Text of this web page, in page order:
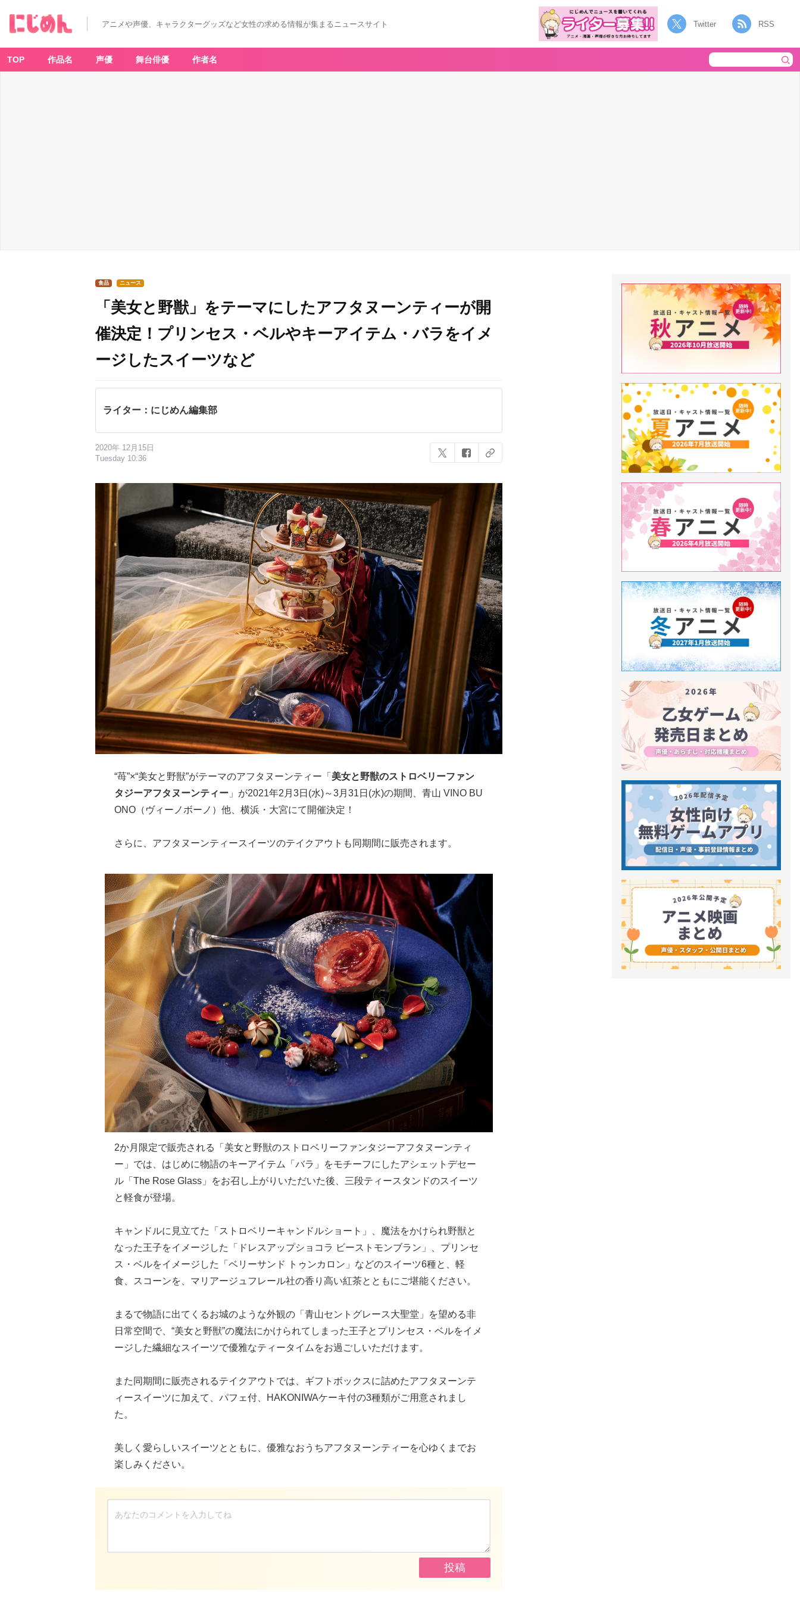
アニメや声優、キャラクターグッズなど女性の求める情報が集まるニュースサイト Twitter RSS
TOP 作品名 声優 舞台俳優 作者名
食品 ニュース
「美女と野獣」をテーマにしたアフタヌーンティーが開
催決定！プリンセス・ベルやキーアイテム・バラをイメ
ージしたスイーツなど
ライター：にじめん編集部
2020年 12月15日
Tuesday 10:36
“苺”×“美女と野獣”がテーマのアフタヌーンティー「 美女と野獣のストロベリーファン
タジーアフタヌーンティー 」が2021年2月3日(水)～3月31日(水)の期間、青山 VINO BU
ONO（ヴィーノボーノ）他、横浜・大宮にて開催決定！
さらに、アフタヌーンティースイーツのテイクアウトも同期間に販売されます。
2か月限定で販売される「美女と野獣のストロベリーファンタジーアフタヌーンティ
ー」では、はじめに物語のキーアイテム「バラ」をモチーフにしたアシェットデセー
ル「The Rose Glass」をお召し上がりいただいた後、三段ティースタンドのスイーツ
と軽食が登場。
キャンドルに見立てた「ストロベリーキャンドルショート」、魔法をかけられ野獣と
なった王子をイメージした「ドレスアップショコラ ビーストモンブラン」、プリンセ
ス・ベルをイメージした「ベリーサンド トゥンカロン」などのスイーツ6種と、軽
食、スコーンを、マリアージュフレール社の香り高い紅茶とともにご堪能ください。
まるで物語に出てくるお城のような外観の「青山セントグレース大聖堂」を望める非
日常空間で、“美女と野獣”の魔法にかけられてしまった王子とプリンセス・ベルをイメ
ージした繊細なスイーツで優雅なティータイムをお過ごしいただけます。
また同期間に販売されるテイクアウトでは、ギフトボックスに詰めたアフタヌーンテ
ィースイーツに加えて、パフェ付、HAKONIWAケーキ付の3種類がご用意されまし
た。
美しく愛らしいスイーツとともに、優雅なおうちアフタヌーンティーを心ゆくまでお
楽しみください。